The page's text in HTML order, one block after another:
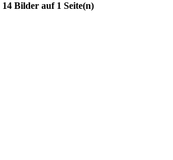
14 Bilder auf 1 Seite(n)